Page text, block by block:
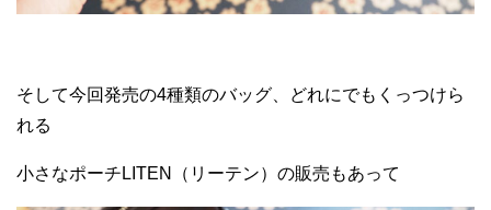
そして今回発売の4種類のバッグ、どれにでもくっつけら
れる
小さなポーチLITEN（リーテン）の販売もあって